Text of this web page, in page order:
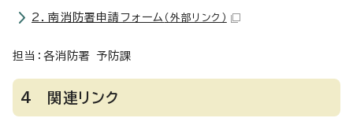
2．南消防署申請フォーム （外部リンク）
担当：各消防署 予防課
4 関連リンク